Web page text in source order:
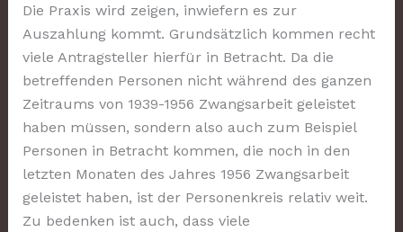
Die Praxis wird zeigen, inwiefern es zur
Auszahlung kommt. Grundsätzlich kommen recht
viele Antragsteller hierfür in Betracht. Da die
betreffenden Personen nicht während des ganzen
Zeitraums von 1939-1956 Zwangsarbeit geleistet
haben müssen, sondern also auch zum Beispiel
Personen in Betracht kommen, die noch in den
letzten Monaten des Jahres 1956 Zwangsarbeit
geleistet haben, ist der Personenkreis relativ weit.
Zu bedenken ist auch, dass viele